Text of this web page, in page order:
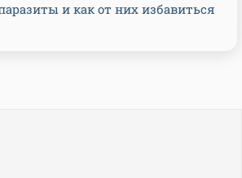
и как от них избавиться